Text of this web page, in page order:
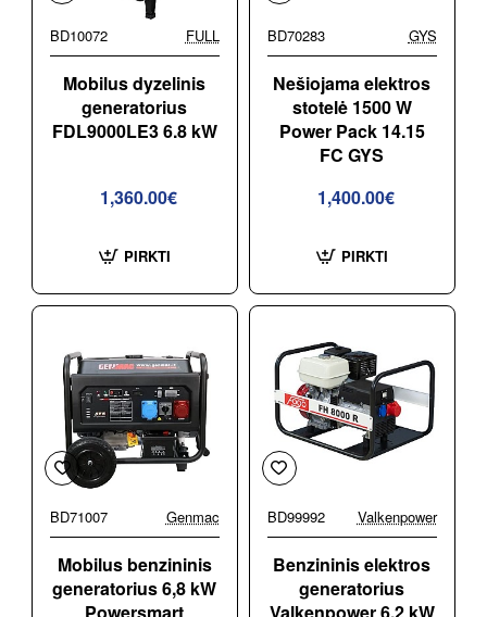
BD10072 FULL
Mobilus dyzelinis
generatorius
FDL9000LE3 6.8 kW
1,360.00€
PIRKTI
BD70283 GYS
Nešiojama elektros
stotelė 1500 W
Power Pack 14.15
FC GYS
1,400.00€
PIRKTI
BD71007 Genmac
Mobilus benzininis
generatorius 6,8 kW
Powersmart
BD99992 Valkenpower
Benzininis elektros
generatorius
Valkenpower 6.2 kW